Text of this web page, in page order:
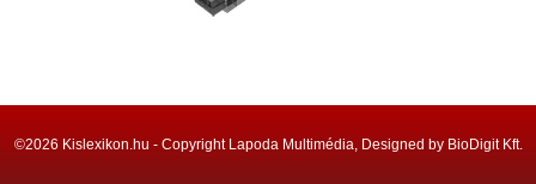
©2026 Kislexikon.hu - Copyright Lapoda Multimédia, Designed by BioDigit Kft.